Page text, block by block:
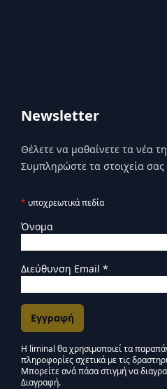
Newsletter
Θέλετε να μαθαίνετε τα νέα
Συμπληρώστε τα στοιχεία σας
* υποχρεωτικά πεδία
Όνομα
Διεύθυνση Email *
Εγκρίσεις Μάρκετινγκ
Η liminal θα χρησιμοποιεί τα
πληροφορίες σχετικά με τις
Μείνετε συντονισμένοι
Μπορείτε ανά πάσα στιγμή να
Διαγραφή.